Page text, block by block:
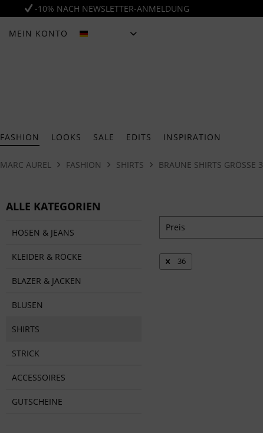
-10% NACH NEWSLETTER-ANMELDUNG
MEIN KONTO
FASHION LOOKS SALE EDITS INSPIRATION
MARC AUREL FASHION SHIRTS BRAUNE SHIRTS GRÖSSE 36
ALLE KATEGORIEN
HOSEN & JEANS
KLEIDER & RÖCKE
BLAZER & JACKEN
BLUSEN
SHIRTS
STRICK
ACCESSOIRES
GUTSCHEINE
Preis
36